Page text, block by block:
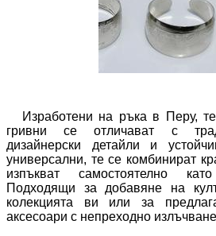
Изработени на ръка в Перу,
гривни се отличават с
дизайнерски детайли и
универсални, те се комбинират
изпъкват самостоятелно
Подходящи за добавяне на
колекцията ви или за
аксесоари с непреходно